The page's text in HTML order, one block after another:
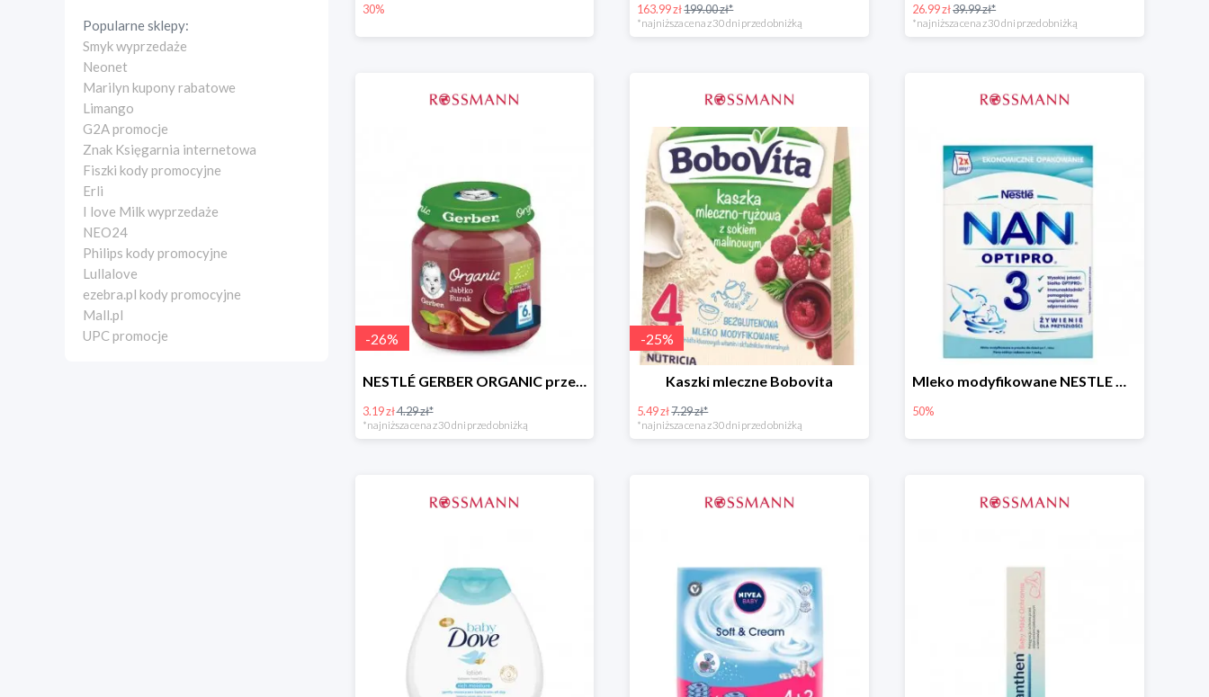
Popularne sklepy:
Smyk wyprzedaże
Neonet
Marilyn kupony rabatowe
Limango
G2A promocje
Znak Księgarnia internetowa
Fiszki kody promocyjne
Erli
I love Milk wyprzedaże
NEO24
Philips kody promocyjne
Lullalove
ezebra.pl kody promocyjne
Mall.pl
UPC promocje
30% 163.99 zł199.00 zł*
*najniższa cena z 30 dni przed obniżką
26.99 zł39.99 zł*
*najniższa cena z 30 dni przed obniżką
-26%
NESTLÉ GERBER ORGANIC przeciery i deserki owocowe
3.19 zł4.29 zł*
*najniższa cena z 30 dni przed obniżką
-25%
Kaszki mleczne Bobovita
5.49 zł7.29 zł*
*najniższa cena z 30 dni przed obniżką
Mleko modyfikowane NESTLE NAN OPTIPRO 3 -50%
50%